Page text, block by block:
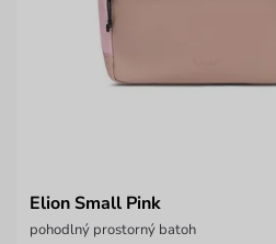
Elion Small Pink
pohodlný prostorný batoh